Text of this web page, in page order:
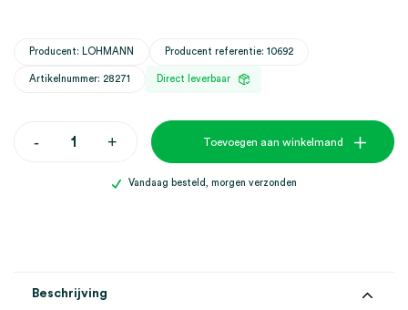
Producent: LOHMANN Producent referentie: 10692
Artikelnummer: 28271 Direct leverbaar
-Cellona
+ Toevoegen aan winkelmand
Vandaag besteld, morgen verzonden
Beschrijving